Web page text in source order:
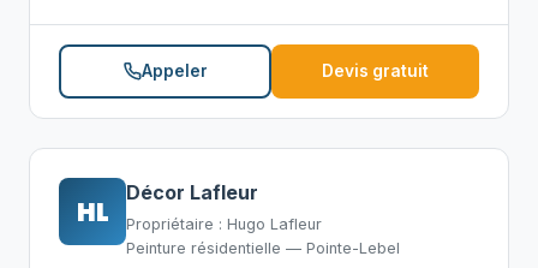
Appeler Devis gratuit
HL
Décor Lafleur
Propriétaire : Hugo Lafleur
Peinture résidentielle — Pointe-Lebel